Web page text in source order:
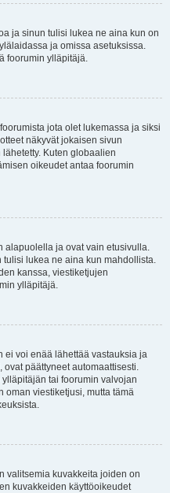
ja sinun tulisi lukea ne aina kun on
ja omissa asetuksissa.
foorumin ylläpitäjä.
jota olet lukemassa ja siksi
näkyvät jokaisen sivun
Kuten globaalien
oikeudet antaa foorumin
alapuolella ja ovat vain etusivulla.
tulisi lukea ne aina kun mahdollista.
kanssa, viestiketjujen
ylläpitäjä.
ei voi enää lähettää vastauksia ja
päättyneet automaattisesti.
tai foorumin valvojan
oman viestiketjusi, mutta tämä
valitsemia kuvakkeita joiden on
kuvakkeiden käyttöoikeudet